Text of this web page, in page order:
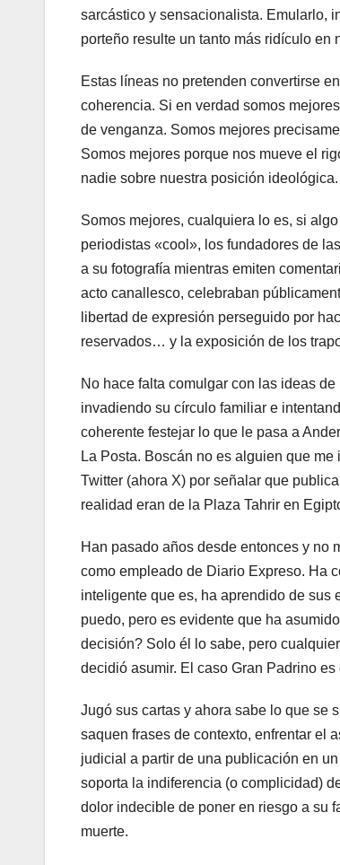
sarcástico y sensacionalista. Emularlo,
porteño resulte un tanto más ridículo en
Estas líneas no pretenden convertirse
coherencia. Si en verdad somos
de venganza. Somos mejores
Somos mejores porque nos mueve el
nadie sobre nuestra posición ideológica.
Somos mejores, cualquiera lo es, si
periodistas «cool», los fundadores de
a su fotografía mientras emiten
acto canallesco, celebraban
libertad de expresión perseguido por
reservados… y la exposición de los
No hace falta comulgar con las ideas
invadiendo su círculo familiar e
coherente festejar lo que le pasa a
La Posta. Boscán no es alguien que
Twitter (ahora X) por señalar que
realidad eran de la Plaza Tahrir en
Han pasado años desde entonces y no
como empleado de Diario Expreso. Ha
inteligente que es, ha aprendido de sus
puedo, pero es evidente que ha
decisión? Solo él lo sabe, pero
decidió asumir. El caso Gran Padrino
Jugó sus cartas y ahora sabe lo que se
saquen frases de contexto, enfrentar el
judicial a partir de una publicación en
soporta la indiferencia (o complicidad)
dolor indecible de poner en riesgo a su
muerte.